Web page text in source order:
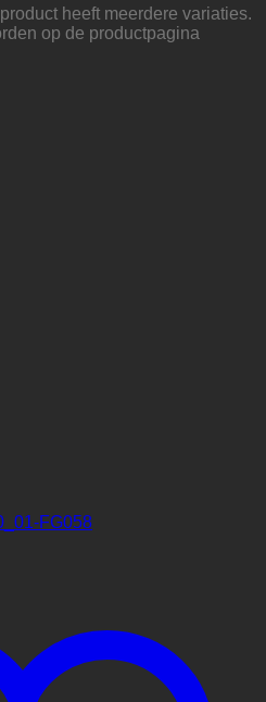
heeft meerdere variaties.
op de productpagina